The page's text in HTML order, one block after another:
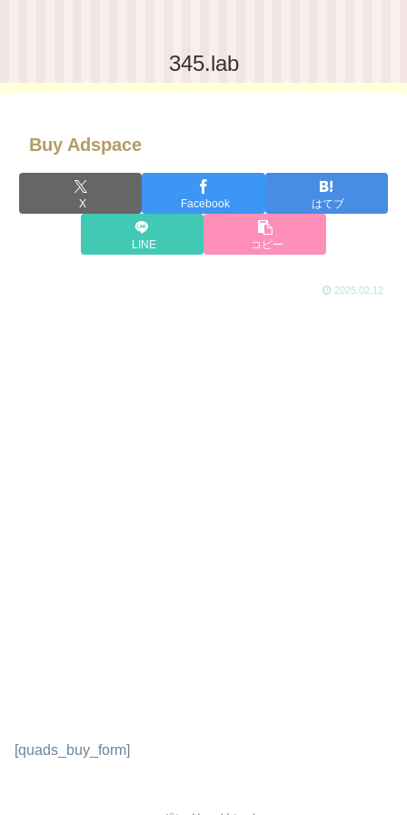
345.lab
Buy Adspace
X Facebook はてブ
LINE コピー
2025.02.12
[quads_buy_form]